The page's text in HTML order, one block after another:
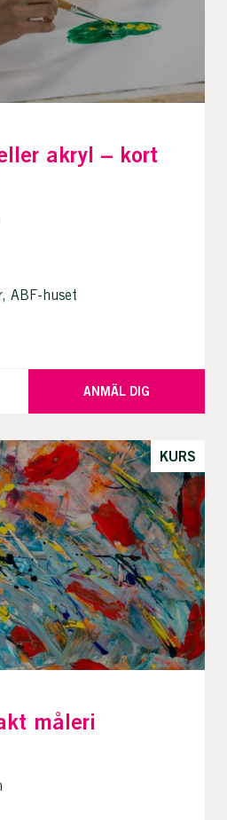
akryl – kort
ABF-huset
ANMÄL DIG
KURS
måleri